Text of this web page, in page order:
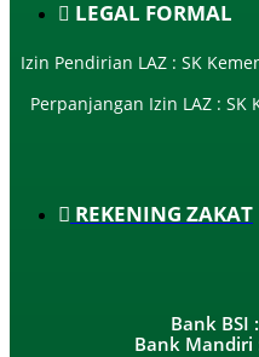
LEGAL FORMAL
Izin Pendirian LAZ : SK
Perpanjangan Izin LAZ : SK
REKENING ZAKAT
Bank BSI
Bank Mandiri